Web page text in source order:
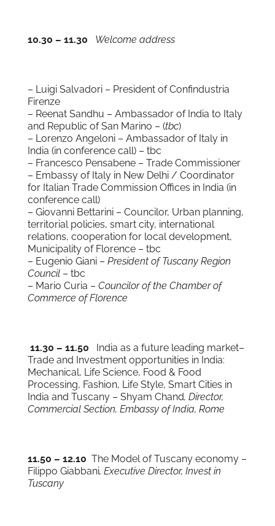
10.30 – 11.30 Welcome address
– Luigi Salvadori – President of Confindustria
Firenze
– Reenat Sandhu – Ambassador of India to Italy
and Republic of San Marino – (tbc)
– Lorenzo Angeloni – Ambassador of Italy in
India (in conference call) – tbc
– Francesco Pensabene – Trade Commissioner
– Embassy of Italy in New Delhi / Coordinator
for Italian Trade Commission Offices in India (in
conference call)
– Giovanni Bettarini – Councilor, Urban planning,
territorial policies, smart city, international
relations, cooperation for local development,
Municipality of Florence – tbc
– Eugenio Giani – President of Tuscany Region
Council– tbc
– Mario Curia – Councilor of the Chamber of
Commerce of Florence
11.30 – 11.50
India as a future leading market–
Trade and Investment opportunities in India:
Mechanical, Life Science, Food & Food
Processing, Fashion, Life Style, Smart Cities in
India and Tuscany – Shyam Chand, Director,
Commercial Section, Embassy of India, Rome
11.50 – 12.10 The Model of Tuscany economy –
Filippo Giabbani, Executive Director, Invest in
Tuscany